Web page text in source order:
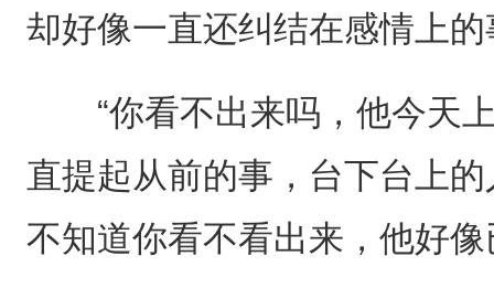
却好像一直还纠结在感情上
“你看不出来吗，他今天上
直提起从前的事，台下台上
不知道你看不看出来，他好